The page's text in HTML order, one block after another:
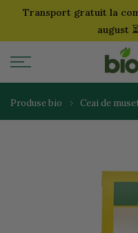
SariTransport gratuit la
august ⏳
Produse bio Ceai de